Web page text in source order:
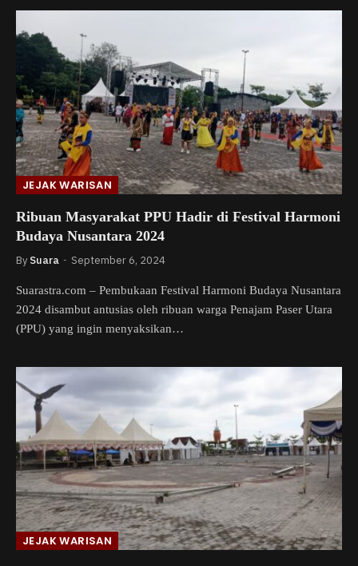
JEJAK WARISAN
Ribuan Masyarakat PPU Hadir di Festival Harmoni
Budaya Nusantara 2024
By Suara September 6, 2024
Suarastra.com – Pembukaan Festival Harmoni Budaya Nusantara
2024 disambut antusias oleh ribuan warga Penajam Paser Utara
(PPU) yang ingin menyaksikan…
JEJAK WARISAN